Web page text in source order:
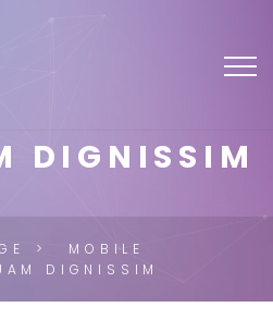
DIGNISSIM
MOBILE
DIGNISSIM